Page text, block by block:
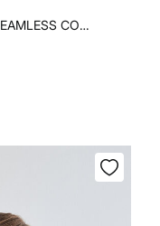
Soutien-gorge de sport SEAMLESS COMFORT vichy bleu